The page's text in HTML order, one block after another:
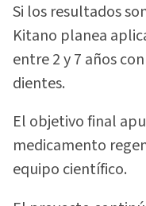
Si los resultados
Kitano planea
entre 2 y 7 años
dientes.
El objetivo final
medicamento
equipo científico.